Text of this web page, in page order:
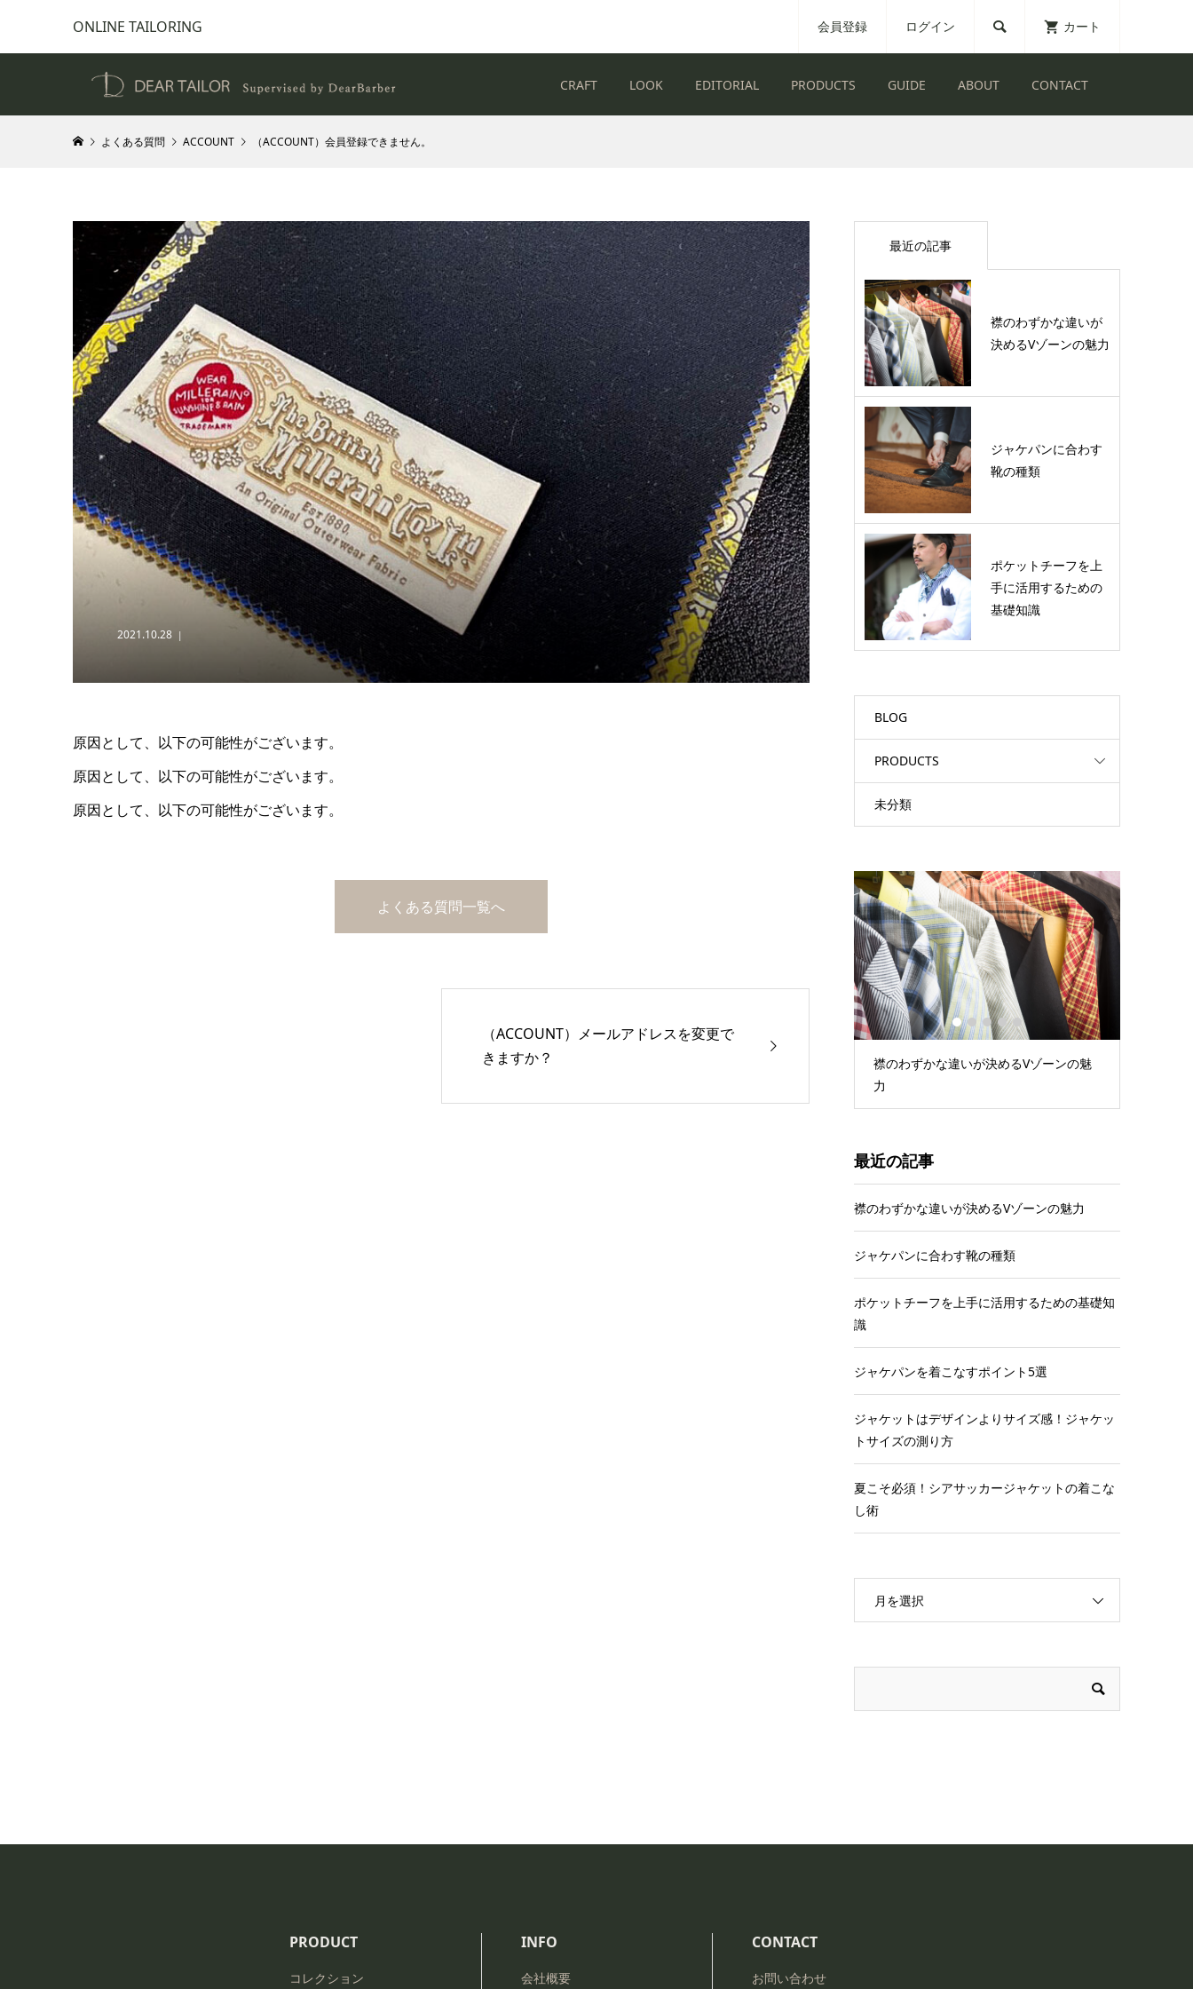
ONLINE TAILORING 会員登録 ログイン  カート
CRAFT LOOK EDITORIAL PRODUCTS GUIDE ABOUT CONTACT
よくある質問 ACCOUNT （ACCOUNT）会員登録できません。
2021.10.28
原因として、以下の可能性がございます。
原因として、以下の可能性がございます。
原因として、以下の可能性がございます。
よくある質問一覧へ
（ACCOUNT）メールアドレスを変更で
きますか？
最近の記事
襟のわずかな違いが
決めるVゾーンの魅力
ジャケパンに合わす
靴の種類
ポケットチーフを上
手に活用するための
基礎知識
BLOG
PRODUCTS
未分類
襟のわずかな違いが決めるVゾーンの魅
力
1 2 3 4 5
最近の記事
襟のわずかな違いが決めるVゾーンの魅力
ジャケパンに合わす靴の種類
ポケットチーフを上手に活用するための基礎知
識
ジャケパンを着こなすポイント5選
ジャケットはデザインよりサイズ感！ジャケッ
トサイズの測り方
夏こそ必須！シアサッカージャケットの着こな
し術
月を選択
PRODUCT
コレクション
INFO
会社概要
CONTACT
お問い合わせ